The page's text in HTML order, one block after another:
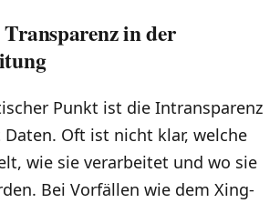
in der
Punkt ist die Intransparenz
Oft ist nicht klar, welche
wie sie verarbeitet und wo sie
Bei Vorfällen wie dem Xing-